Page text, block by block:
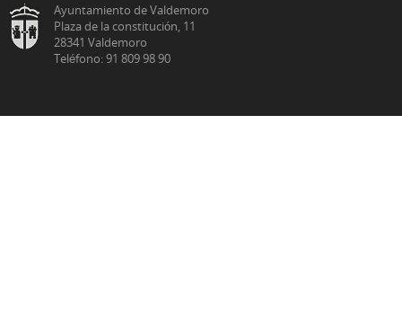
Ayuntamiento de Valdemoro
Plaza de la constitución, 11
28341 Valdemoro
Teléfono: 91 809 98 90